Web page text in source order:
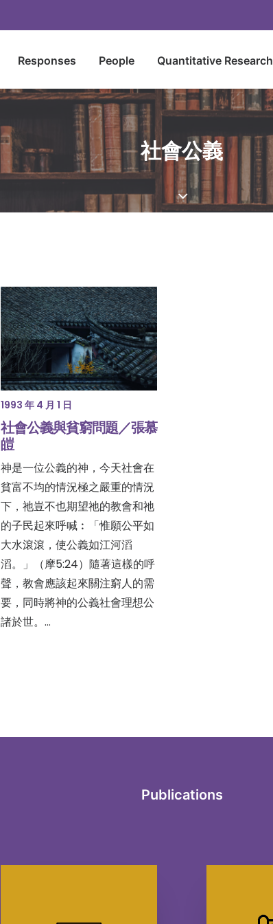
Responses People Quantitative Research
社會公義
1993 年 4 月 1 日
社會公義與貧窮問題／張慕
皚
神是一位公義的神，今天社會在
貧富不均的情況極之嚴重的情況
下，祂豈不也期望祂的教會和祂
的子民起來呼喊︰「惟願公平如
大水滾滾，使公義如江河滔
滔。」（摩5:24）隨著這樣的呼
聲，教會應該起來關注窮人的需
要，同時將神的公義社會理想公
諸於世。…
Publications